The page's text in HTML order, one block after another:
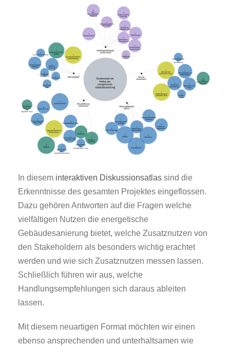
In diesem interaktiven Diskussionsatlas sind die
Erkenntnisse des gesamten Projektes eingeflossen.
Dazu gehören Antworten auf die Fragen welche
vielfältigen Nutzen die energetische
Gebäudesanierung bietet, welche Zusatznutzen von
den Stakeholdern als besonders wichtig erachtet
werden und wie sich Zusatznutzen messen lassen.
Schließlich führen wir aus, welche
Handlungsempfehlungen sich daraus ableiten
lassen.
Mit diesem neuartigen Format möchten wir einen
ebenso ansprechenden und unterhaltsamen wie